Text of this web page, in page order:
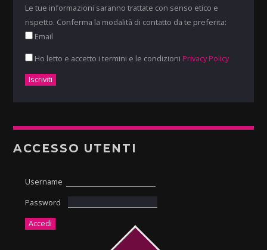
Le tue informazioni saranno trattate con senso etico e
rispetto. Conferma la modalità di contatto da te preferita:
Email
Ho letto e accetto i termini e le condizioni Privacy Policy
ACCESSO UTENTI
Username
Password